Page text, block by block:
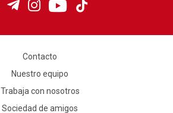
Contacto
Nuestro equipo
Trabaja con nosotros
Sociedad de amigos